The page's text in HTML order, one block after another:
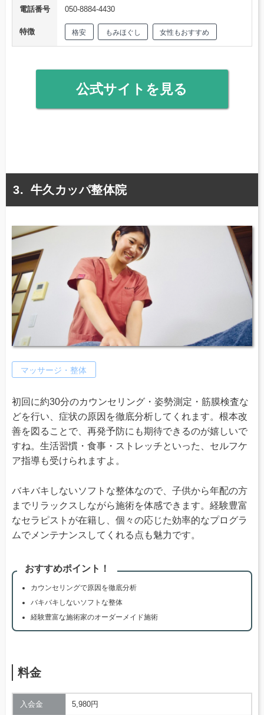
電話番号
050-8884-4430
特徴 格安 もみほぐし 女性もおすすめ
公式サイトを見る
牛久カッパ整体院
マッサージ・整体
初回に約30分のカウンセリング・姿勢測定・筋膜検査な
どを行い、症状の原因を徹底分析してくれます。根本改
善を図ることで、再発予防にも期待できるのが嬉しいで
すね。生活習慣・食事・ストレッチといった、セルフケ
ア指導も受けられますよ。
バキバキしないソフトな整体なので、子供から年配の方
までリラックスしながら施術を体感できます。経験豊富
なセラピストが在籍し、個々の応じた効率的なプログラ
ムでメンテナンスしてくれる点も魅力です。
おすすめポイント！
カウンセリングで原因を徹底分析
バキバキしないソフトな整体
経験豊富な施術家のオーダーメイド施術
料金
入会金 5,980円